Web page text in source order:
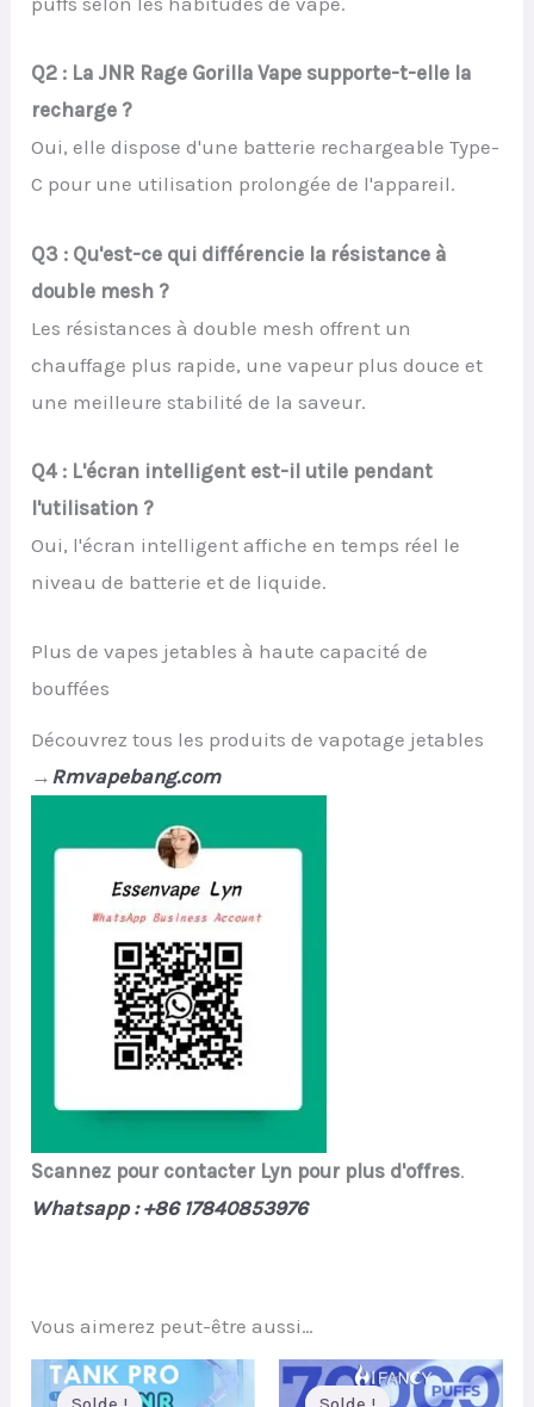
Q2 : La JNR Rage Gorilla Vape supporte-t-elle la
recharge ?
Oui, elle dispose d'une batterie rechargeable Type-
C pour une utilisation prolongée de l'appareil.
Q3 : Qu'est-ce qui différencie la résistance à
double mesh ?
Les résistances à double mesh offrent un
chauffage plus rapide, une vapeur plus douce et
une meilleure stabilité de la saveur.
Q4 : L'écran intelligent est-il utile pendant
l'utilisation ?
Oui, l'écran intelligent affiche en temps réel le
niveau de batterie et de liquide.
Plus de vapes jetables à haute capacité de
bouffées
Découvrez tous les produits de vapotage jetables
→ Rmvapebang.com
Scannez pour contacter Lyn pour plus d'offres.
Whatsapp : +86 17840853976
Vous aimerez peut-être aussi…